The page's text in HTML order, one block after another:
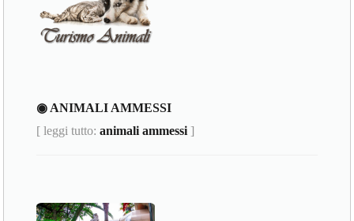
◉ ANIMALI AMMESSI
[ leggi tutto:animali ammessi ]